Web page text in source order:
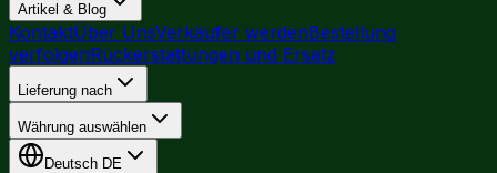
Artikel & Blog
KontaktÜber UnsVerkäufer werdenBestellung
verfolgenRückerstattungen und Ersatz
Lieferung nach
Währung auswählen
Deutsch DE